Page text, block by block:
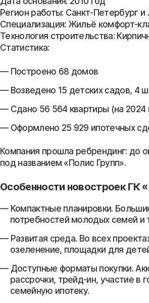
Регион работы: Санкт-Петербург и
Специализация: Жильё комфорт-
Технология строительства:
Статистика:
Построено 68 домов
Возведено 15 детских садов, 4
Сдано 56 564 квартиры (на 2024
Оформлено 25 929 ипотечных
Компания прошла ребрендинг: до
под названием «Полис Групп».
Особенности новостроек ГК
Компактные планировки.
потребностей молодых семей и
Развитая среда. Во всех
озеленение, площадки для
Доступные форматы покупки.
рассрочки, трейд-ин, участие в
семейную ипотеку.